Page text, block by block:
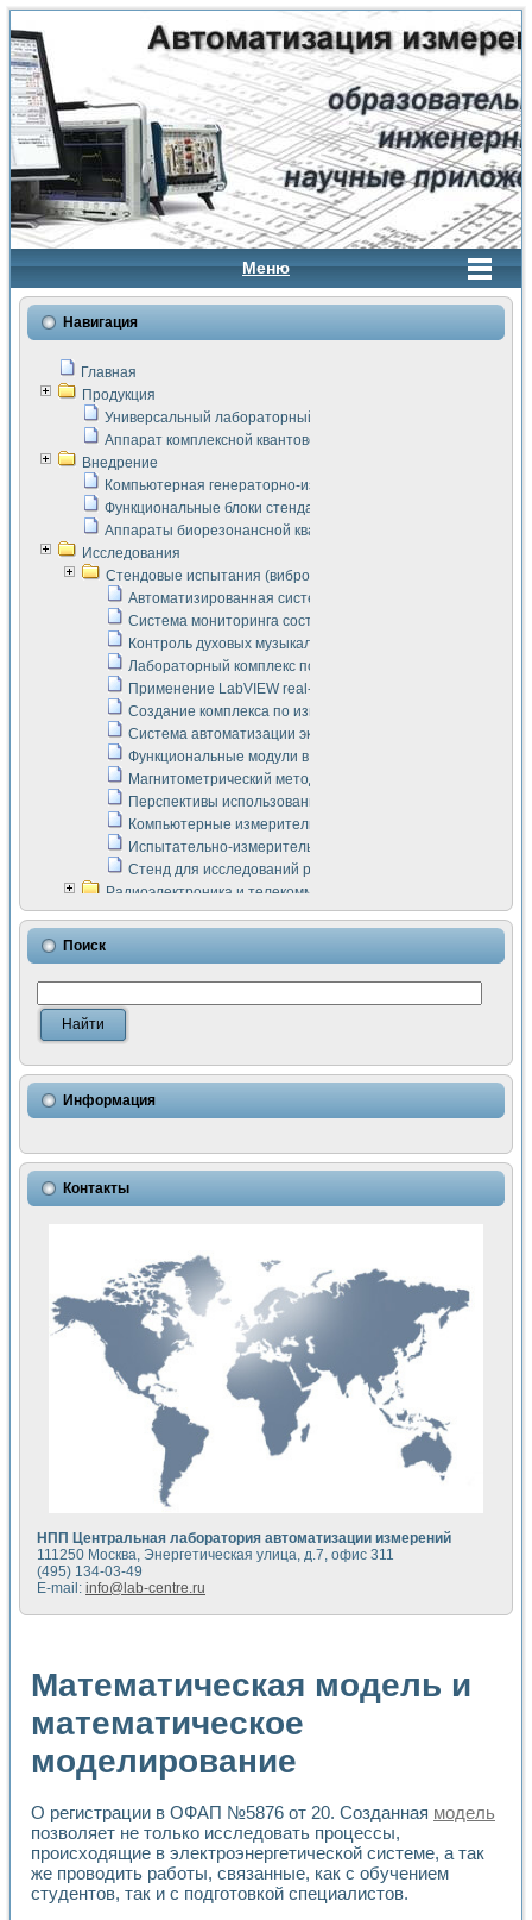
Меню
Навигация
Главная
Продукция
Универсальный лабораторный стенд "Сигнал-USB"
Аппарат комплексной квантовой терапии Интроскан
Внедрение
Компьютерная генераторно-измерительная система
Функциональные блоки стенда "Сигнал-USB"
Аппараты биорезонансной квантовой терапии серии СКАН
Исследования
Стендовые испытания (виброакустика, тензометрия и т.п.)
Автоматизированная система измерения параметров
Система мониторинга состояния тяговых
Контроль духовых музыкальных инструментов
Лабораторный комплекс по исследованию элементной
Применение LabVIEW real-time module для
Создание комплекса по измерению скорости подвижного
Система автоматизации экспериментальных
Функциональные модули в стандарте Nl SCXI для
Магнитометрический метод в дефектоскопии сварных
Перспективы использования машинного зрения в
Компьютерные измерительные системы для
Испытательно-измерительный комплекс аппаратуры для
Стенд для исследований рабочих процессов ДВС в
Радиоэлектроника и телекоммуникации
LabVIEW в расчетах радиолиний систем передачи данных
Аппаратно-программный комплекс для исследования
Виртуальный лабораторный стенд для исследования
Измерение шумовых параметров операционных
Измерительный преобразователь на основе цифровой
Использование NI LabVIEW для математического
Исследовние возможности создания измерителя ВАХ
Математическое моделирование генератора сигналов -
Применение осциллографического модуля с высоким
Симуляция отклика импульсного радиолокационного
Автоматизация формирования уравнений состояния для
Разработка автоматизированного стенда для измерения
Применение среды LabVIEW для построения картины
Портативная система для определения показателей
Использование LabVIEW для управления источником
Устройство для снятия вольт-амперных характеристик
Передовые научные технологии: нано-, фемто-,
Автоматизированная установка по измерению временных
Автоматизированный лабораторный комплекс на базе
Визуализация моделирования и оптимизации тепловой
Виртуальный прибор для исследования функциональных
Исследование возможности создания экономичного
Исследование кинетики движения макрочастиц в
Метод прогнозирования свойств дисперсных продуктов
Недорогая система управления сверхпроводящим
Применение технологий NI в курсе экспериментальной
Расчет переноса аэрозоля и выпадения осадка в
Применение NI VISION для геометрического анализа в
Система температурной стабилизации
Управление движением с помощью программно -
Определение параметров всплывающих газовых
Система управления асинхронным тиристорным
Применение средств NATIONAL INSTRUMENTS для
Разработка автоматизированного стенда для
Автоматизированный стенд рентгеновской диагностики
Высокочувствительные оптоэлектронные
Поиск
Информация
Контакты
НПП Центральная лаборатория автоматизации измерений
111250 Москва, Энергетическая улица, д.7, офис 311
(495) 134-03-49
E-mail: info@lab-centre.ru
Математическая модель и
математическое
моделирование
О регистрации в ОФАП №5876 от 20. Созданная модель
позволяет не только исследовать процессы,
происходящие в электроэнергетической системе, а так
же проводить работы, связанные, как с обучением
студентов, так и с подготовкой специалистов.